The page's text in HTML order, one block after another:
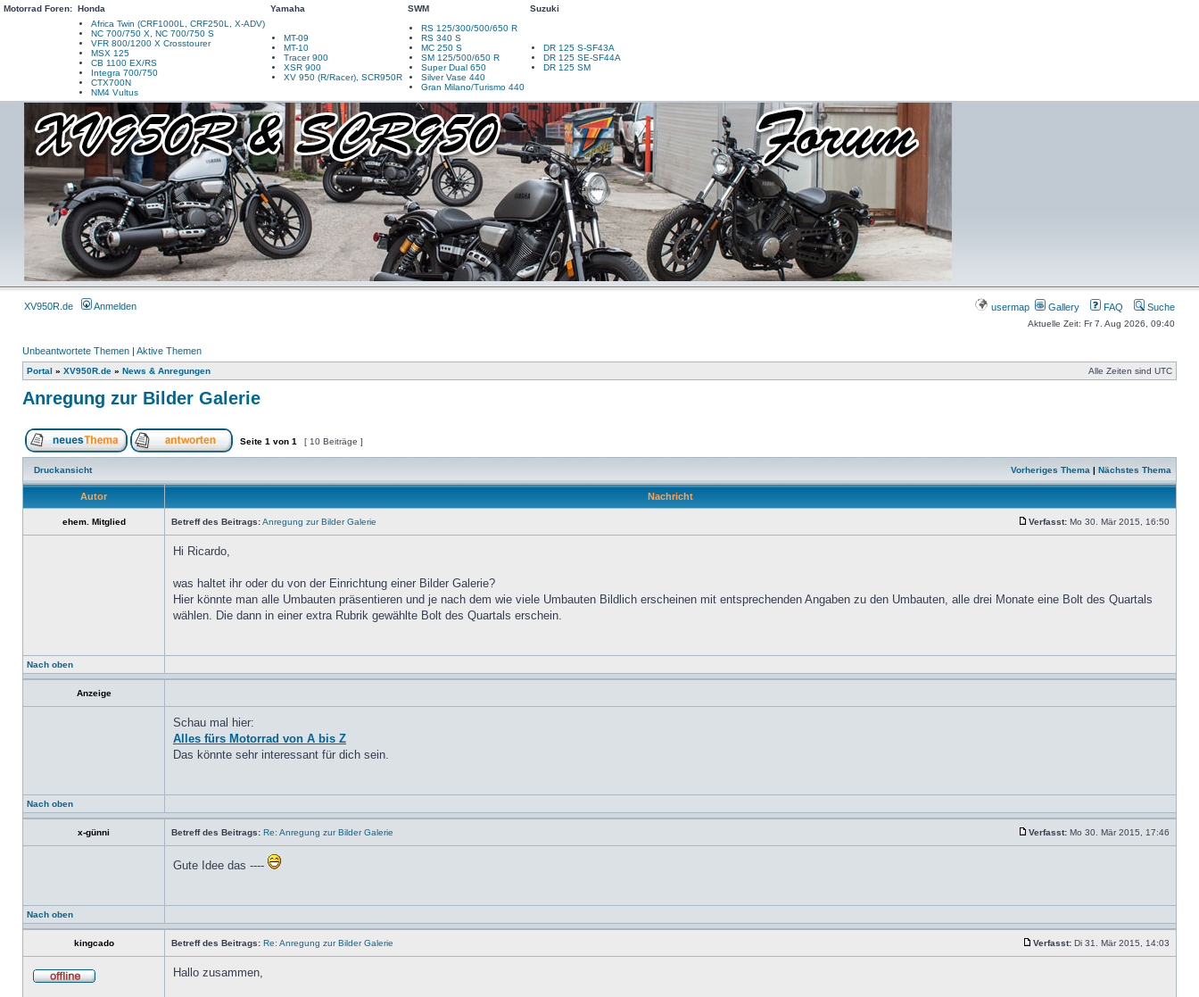
Motorrad Foren: Honda Yamaha SWM
Suzuki
Africa Twin (CRF1000L, CRF250L, X-ADV)
NC 700/750 X, NC 700/750 S
VFR 800/1200 X Crosstourer
MSX 125
CB 1100 EX/RS
Integra 700/750
CTX700N
NM4 Vultus
MT-09
MT-10
Tracer 900
XSR 900
XV 950 (R/Racer), SCR950R
RS 125/300/500/650 R
RS 340 S
MC 250 S
SM 125/500/650 R
Super Dual 650
Silver Vase 440
Gran Milano/Turismo 440
DR 125 S-SF43A
DR 125 SE-SF44A
DR 125 SM
XV950R.de Anmelden usermap Gallery FAQ Suche
Aktuelle Zeit: Fr 7. Aug 2026, 09:40
Unbeantwortete Themen | Aktive Themen
Portal » XV950R.de » News & Anregungen Alle Zeiten sind UTC
Anregung zur Bilder Galerie
Seite 1 von 1 [ 10 Beiträge ]
Druckansicht Vorheriges Thema | Nächstes Thema
Autor Nachricht
ehem. Mitglied Betreff des Beitrags:Anregung zur Bilder Galerie Verfasst: Mo 30. Mär 2015, 16:50
Hi Ricardo,
was haltet ihr oder du von der Einrichtung einer Bilder Galerie?
Hier könnte man alle Umbauten präsentieren und je nach dem wie viele Umbauten Bildlich erscheinen mit entsprechenden Angaben zu den Umbauten, alle drei Monate eine Bolt des Quartals
wählen. Die dann in einer extra Rubrik gewählte Bolt des Quartals erschein.
Nach oben
Anzeige
Schau mal hier:
Alles fürs Motorrad von A bis Z
Das könnte sehr interessant für dich sein.
Nach oben
x-günni Betreff des Beitrags: Re: Anregung zur Bilder Galerie Verfasst: Mo 30. Mär 2015, 17:46
Gute Idee das ----
Nach oben
kingcado Betreff des Beitrags: Re: Anregung zur Bilder Galerie Verfasst: Di 31. Mär 2015, 14:03
Hallo zusammen,